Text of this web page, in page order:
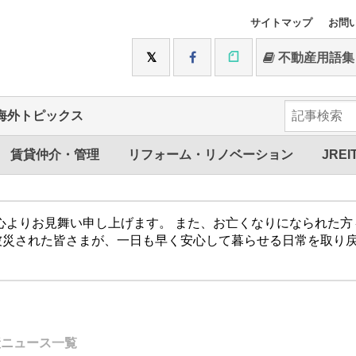
サイトマップ お問
不動産用語集
外トピックス
賃貸仲介・管理 リフォーム・リノベーション
りお見舞い申し上げます。 また、お亡くなりになられた
された皆さまが、一日も早く安心して暮らせる日常を取り
ュース一覧